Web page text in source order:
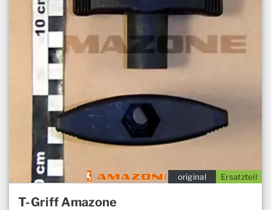
Ersatzteil
original
T-Griff Amazone